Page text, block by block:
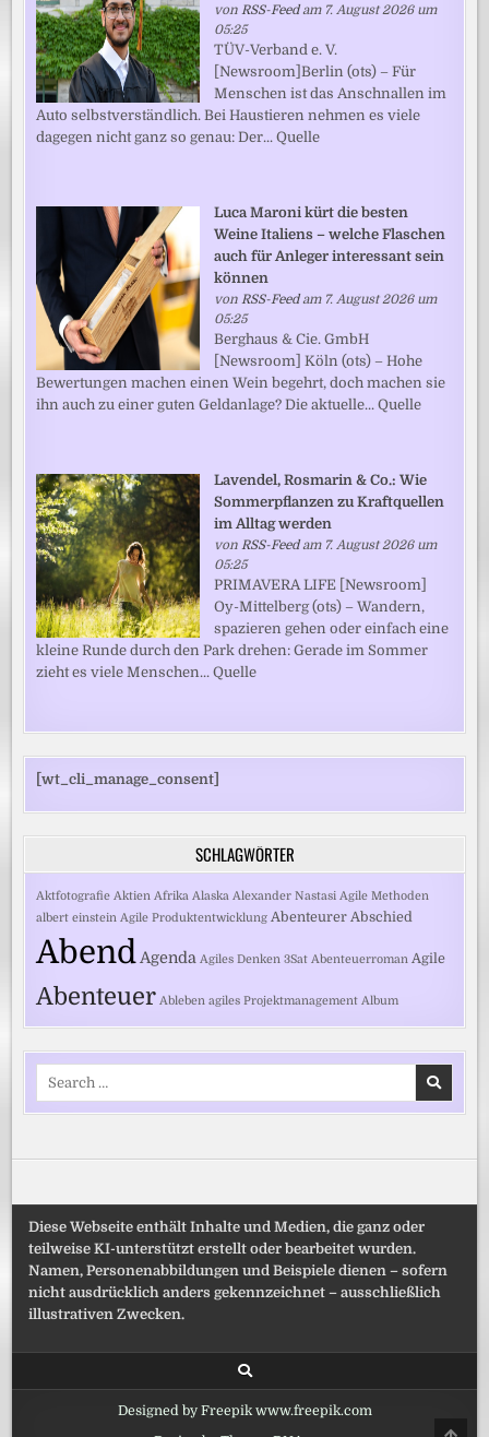
vonRSS-Feedam 7. August 2026 um
05:25
TÜV-Verband e. V.
[Newsroom]Berlin (ots) – Für
Menschen ist das Anschnallen im
Auto selbstverständlich. Bei Haustieren nehmen es viele
dagegen nicht ganz so genau: Der... Quelle
Luca Maroni kürt die besten
Weine Italiens – welche Flaschen
auch für Anleger interessant sein
können
vonRSS-Feedam 7. August 2026 um
05:25
Berghaus & Cie. GmbH
[Newsroom] Köln (ots) – Hohe
Bewertungen machen einen Wein begehrt, doch machen sie
ihn auch zu einer guten Geldanlage? Die aktuelle... Quelle
Lavendel, Rosmarin & Co.: Wie
Sommerpflanzen zu Kraftquellen
im Alltag werden
vonRSS-Feedam 7. August 2026 um
05:25
PRIMAVERA LIFE [Newsroom]
Oy-Mittelberg (ots) – Wandern,
spazieren gehen oder einfach eine
kleine Runde durch den Park drehen: Gerade im Sommer
zieht es viele Menschen... Quelle
[wt_cli_manage_consent]
SCHLAGWÖRTER
Aktfotografie Aktien Afrika Alaska Alexander Nastasi Agile Methoden
albert einstein Agile Produktentwicklung Abenteurer Abschied
Abend Agenda Agiles Denken 3Sat Abenteuerroman Agile
Abenteuer Ableben agiles Projektmanagement Album
Search
Diese Webseite enthält Inhalte und Medien, die ganz oder
teilweise KI-unterstützt erstellt oder bearbeitet wurden.
Namen, Personenabbildungen und Beispiele dienen – sofern
nicht ausdrücklich anders gekennzeichnet – ausschließlich
illustrativen Zwecken.
Designed by Freepik www.freepik.com